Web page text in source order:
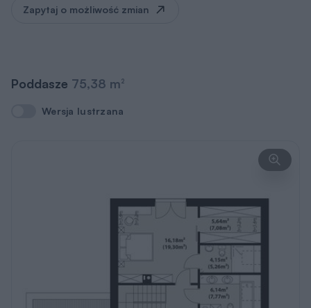
Zapytaj o możliwość zmian
Poddasze 75,38 m2
Wersja lustrzana
Wersja lustrzana